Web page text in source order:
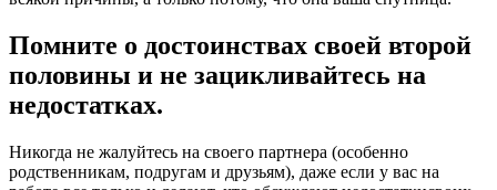
Помните о достоинствах своей второй
половины и не зацикливайтесь на
недостатках.
Никогда не жалуйтесь на своего партнера (особенно
родственникам, подругам и друзьям), даже если у вас на